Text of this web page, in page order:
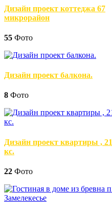
Дизайн проект коттеджа 67
микрорайон
55 Фото
Дизайн проект балкона.
8 Фото
Дизайн проект квартиры , 21
кс.
22 Фото